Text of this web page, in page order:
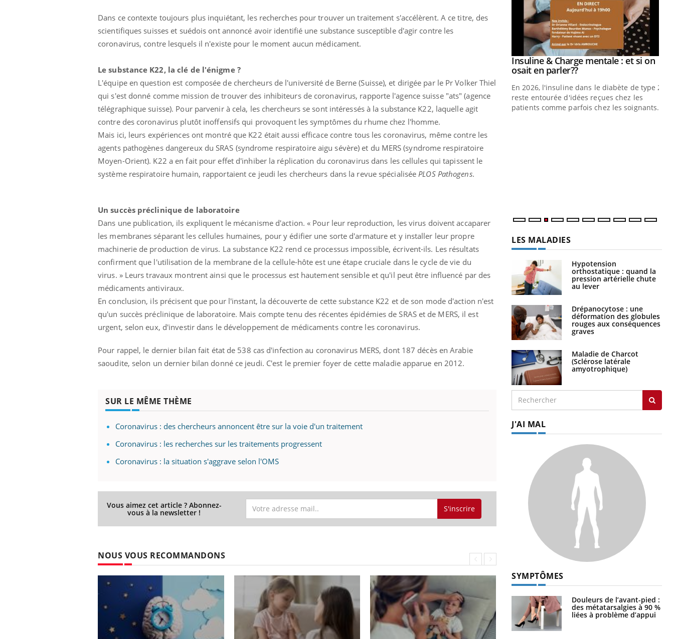
Dans ce contexte toujours plus inquiétant, les recherches pour trouver un traitement s'accélèrent. A ce titre, des
scientifiques suisses et suédois ont annoncé avoir identifié une substance susceptible d'agir contre les
coronavirus, contre lesquels il n'existe pour le moment aucun médicament.
Le substance K22, la clé de l'énigme ?
L'équipe en question est composée de chercheurs de l'université de Berne (Suisse), et dirigée par le Pr Volker Thiel
qui s'est donné comme mission de trouver des inhibiteurs de coronavirus, rapporte l'agence suisse "ats" (agence
télégraphique suisse). Pour parvenir à cela, les chercheurs se sont intéressés à la substance K22, laquelle agit
contre des coronavirus plutôt inoffensifs qui provoquent les symptômes du rhume chez l'homme.
Mais ici, leurs expériences ont montré que K22 était aussi efficace contre tous les coronavirus, même contre les
agents pathogènes dangereux du SRAS (syndrome respiratoire aigu sévère) et du MERS (syndrome respiratoire
Moyen-Orient). K22 a en fait pour effet d'inhiber la réplication du coronavirus dans les cellules qui tapissent le
système respiratoire humain, rapportaient ce jeudi les chercheurs dans la revue spécialisée PLOS Pathogens.
Un succès préclinique de laboratoire
Dans une publication, ils expliquent le mécanisme d'action. « Pour leur reproduction, les virus doivent accaparer
les membranes séparant les cellules humaines, pour y édifier une sorte d'armature et y installer leur propre
machinerie de production de virus. La substance K22 rend ce processus impossible, écrivent-ils. Les résultats
confirment que l'utilisation de la membrane de la cellule-hôte est une étape cruciale dans le cycle de vie du
virus. » Leurs travaux montrent ainsi que le processus est hautement sensible et qu'il peut être influencé par des
médicaments antiviraux.
En conclusion, ils précisent que pour l'instant, la découverte de cette substance K22 et de son mode d'action n'est
qu'un succès préclinique de laboratoire. Mais compte tenu des récentes épidémies de SRAS et de MERS, il est
urgent, selon eux, d'investir dans le développement de médicaments contre les coronavirus.
Pour rappel, le dernier bilan fait état de 538 cas d'infection au coronavirus MERS, dont 187 décès en Arabie
saoudite, selon un dernier bilan donné ce jeudi. C'est le premier foyer de cette maladie apparue en 2012.
SUR LE MÊME THÈME
Coronavirus : des chercheurs annoncent être sur la voie d'un traitement
Coronavirus : les recherches sur les traitements progressent
Coronavirus : la situation s'aggrave selon l'OMS
Vous aimez cet article ? Abonnez-
vous à la newsletter ! S'inscrire
NOUS VOUS RECOMMANDONS
expliquer ma maladie
Il y a des sujets qui sont faciles à aborder...
d'autres non ! D'un côté, poser des
questions sur la maladie d'un proche c'est
montrer ...
Fatigue, irritabilité, brouillard mental ou
même alopécie… Les symptômes de la
carence en fer sont multiples ce qui la rend
Youtube
Insuline & Charge mentale : et si on
osait en parler??Youtube
En 2026, l'insuline dans le diabète de type 2
reste entourée d'idées reçues chez les
patients comme parfois chez les soignants.
LES MALADIES
Hypotension
orthostatique : quand la
pression artérielle chute
au lever
Drépanocytose : une
déformation des globules
rouges aux conséquences
graves
Maladie de Charcot
(Sclérose latérale
amyotrophique)
J'AI MAL
SYMPTÔMES
Douleurs de l’avant-pied :
des métatarsalgies à 90 %
liées à problème d’appui